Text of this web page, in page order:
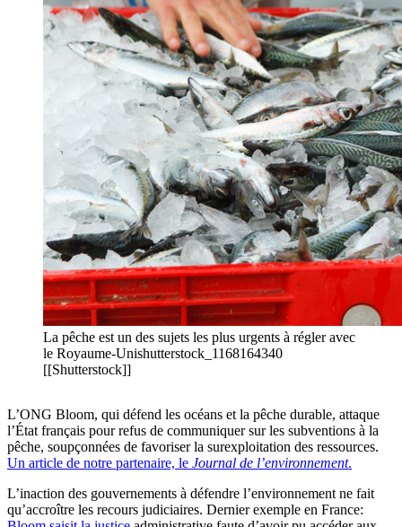
La pêche est un des sujets les plus urgents à régler avec
le Royaume-Unishutterstock_1168164340
[[Shutterstock]]
L’ONG Bloom, qui défend les océans et la pêche durable, attaque
l’État français pour refus de communiquer sur les subventions à la
pêche, soupçonnées de favoriser la surexploitation des ressources.
Un article de notre partenaire, le Journal de l’environnement.
L’inaction des gouvernements à défendre l’environnement ne fait
qu’accroître les recours judiciaires. Dernier exemple en France: